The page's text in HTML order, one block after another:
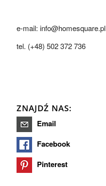
e-mail: info@homesquare.pl
tel. (+48) 502 372 736
ZNAJDŹ NAS:
Email
Facebook
Pinterest